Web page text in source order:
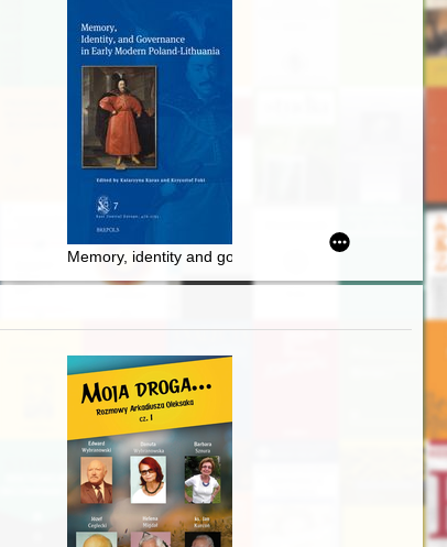
autorów druków kalendarzowych
Fiat Memory, identity and governance in early modern